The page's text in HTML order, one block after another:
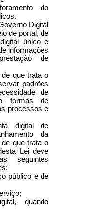
do
Digital
de portal, de
único e
informações
de
que trata o
padrões
de
formas de
processos e
digital de
da
que trata o
Lei deve
seguintes
público e de
quando